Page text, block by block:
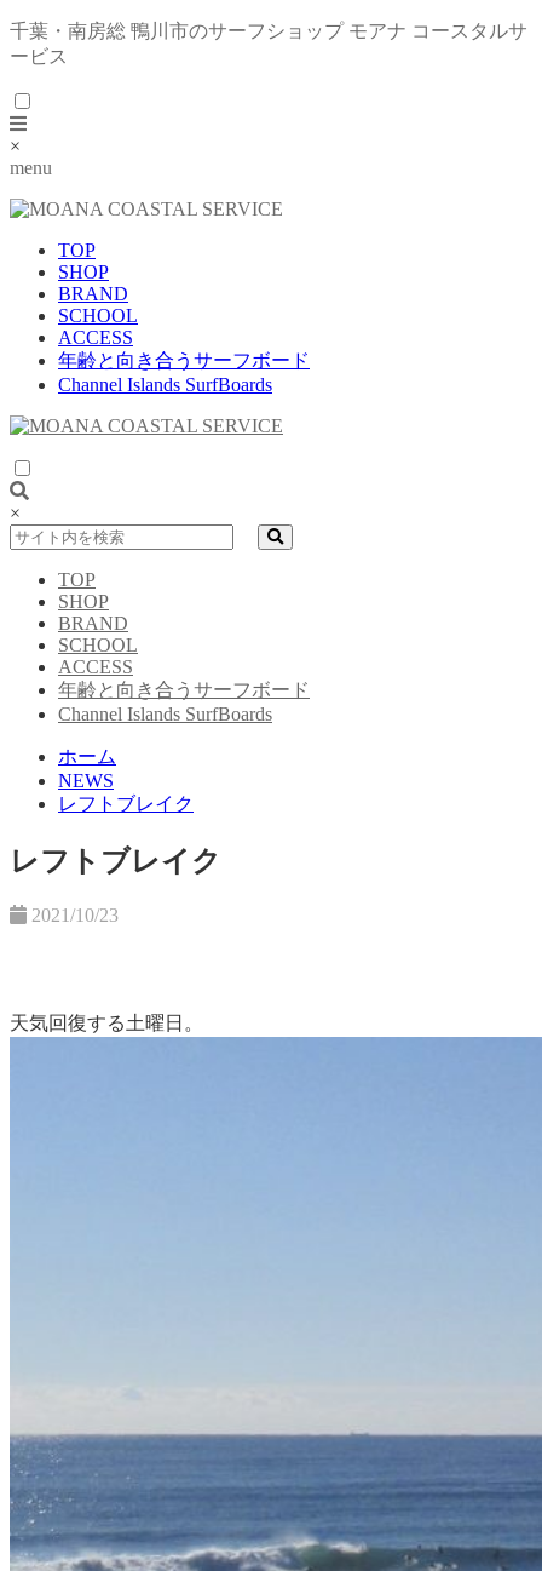
千葉・南房総 鴨川市のサーフショップ モアナ コースタルサ
ービス
×
menu
TOP
SHOP
BRAND
SCHOOL
ACCESS
年齢と向き合うサーフボード
Channel Islands SurfBoards
×
TOP
SHOP
BRAND
SCHOOL
ACCESS
年齢と向き合うサーフボード
Channel Islands SurfBoards
ホーム
NEWS
レフトブレイク
レフトブレイク
2021/10/23
天気回復する土曜日。